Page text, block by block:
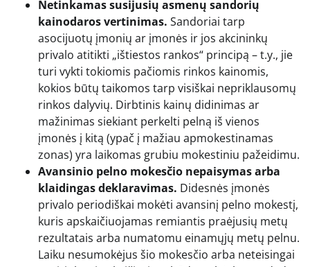
Netinkamas susijusių asmenų sandorių
kainodaros vertinimas. Sandoriai tarp
asocijuotų įmonių ar įmonės ir jos akcininkų
privalo atitikti „ištiestos rankos“ principą – t.y., jie
turi vykti tokiomis pačiomis rinkos kainomis,
kokios būtų taikomos tarp visiškai nepriklausomų
rinkos dalyvių. Dirbtinis kainų didinimas ar
mažinimas siekiant perkelti pelną iš vienos
įmonės į kitą (ypač į mažiau apmokestinamas
zonas) yra laikomas grubiu mokestiniu pažeidimu.
Avansinio pelno mokesčio nepaisymas arba
klaidingas deklaravimas. Didesnės įmonės
privalo periodiškai mokėti avansinį pelno mokestį,
kuris apskaičiuojamas remiantis praėjusių metų
rezultatais arba numatomu einamųjų metų pelnu.
Laiku nesumokėjus šio mokesčio arba neteisingai